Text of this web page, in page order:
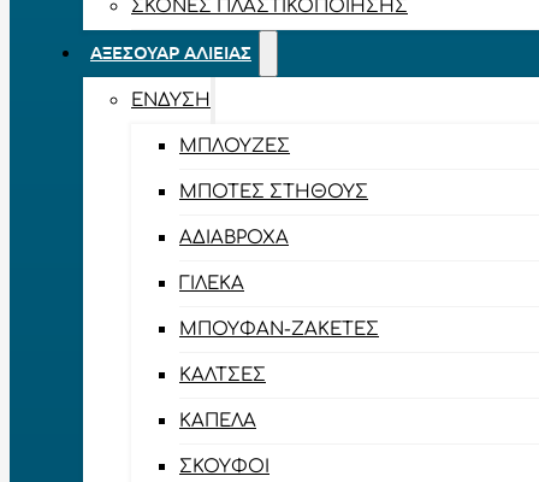
ΣΚΌΝΕΣ ΠΛΑΣΤΙΚΟΠΟΊΗΣΗΣ
ΑΞΕΣΟΥΆΡ ΑΛΙΕΊΑΣ
ΈΝΔΥΣΗ
ΜΠΛΟΎΖΕΣ
ΜΠΌΤΕΣ ΣΤΉΘΟΥΣ
ΑΔΙΆΒΡΟΧΑ
ΓΙΛΈΚΑ
ΜΠΟΥΦΆΝ-ΖΑΚΈΤΕΣ
ΚΆΛΤΣΕΣ
ΚΑΠΈΛΑ
ΣΚΟΎΦΟΙ